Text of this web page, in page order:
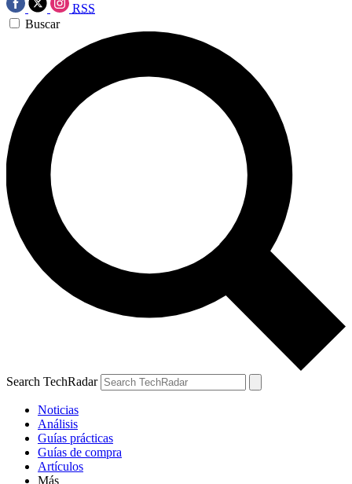
RSS
Buscar
Search TechRadar
Noticias
Análisis
Guías prácticas
Guías de compra
Artículos
Más